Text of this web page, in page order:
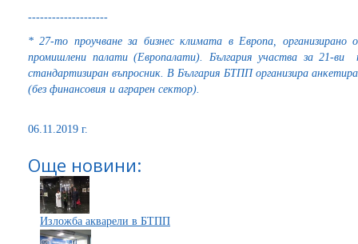
--------------------
* 27-то проучване за бизнес климата в Европа, организирано
промишлени палати (Европалати). България участва за21-ви
стандартизиран въпросник. В България БТПП организира
(без финансовия и аграрен сектор).
06.11.2019 г.
Още новини:
Изложба акварели в БТПП